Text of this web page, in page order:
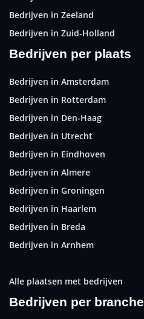
Bedrijven in Zeeland
Bedrijven in Zuid-Holland
Bedrijven per plaats
Bedrijven in Amsterdam
Bedrijven in Rotterdam
Bedrijven in Den-Haag
Bedrijven in Utrecht
Bedrijven in Eindhoven
Bedrijven in Almere
Bedrijven in Groningen
Bedrijven in Haarlem
Bedrijven in Breda
Bedrijven in Arnhem
Alle plaatsen met bedrijven
Bedrijven per branche